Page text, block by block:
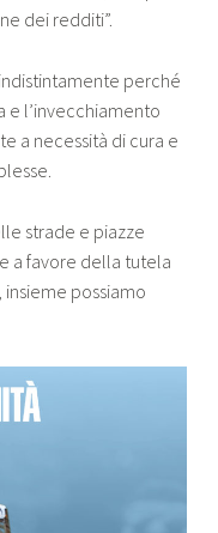
dei redditi”.
perché
e l’invecchiamento
a necessità di cura e
strade e piazze
a favore della tutela
possiamo